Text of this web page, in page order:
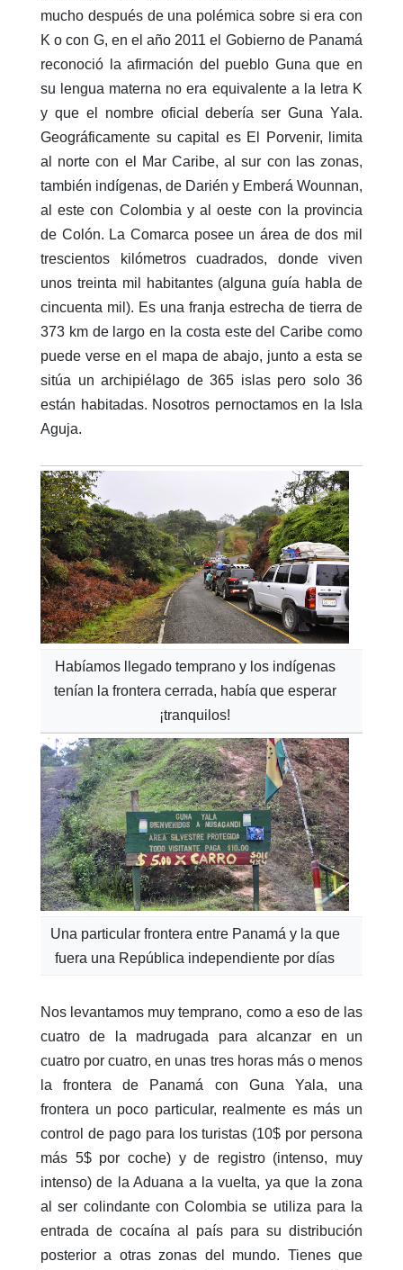
mucho después de una polémica sobre si era con
K o con G, en el año 2011 el Gobierno de Panamá
reconoció la afirmación del pueblo Guna que en
su lengua materna no era equivalente a la letra K
y que el nombre oficial debería ser Guna Yala.
Geográficamente su capital es El Porvenir, limita
al norte con el Mar Caribe, al sur con las zonas,
también indígenas, de Darién y Emberá Wounnan,
al este con Colombia y al oeste con la provincia
de Colón. La Comarca posee un área de dos mil
trescientos kilómetros cuadrados, donde viven
unos treinta mil habitantes (alguna guía habla de
cincuenta mil). Es una franja estrecha de tierra de
373 km de largo en la costa este del Caribe como
puede verse en el mapa de abajo, junto a esta se
sitúa un archipiélago de 365 islas pero solo 36
están habitadas. Nosotros pernoctamos en la Isla
Aguja.
Habíamos llegado temprano y los indígenas
tenían la frontera cerrada, había que esperar
¡tranquilos!
Una particular frontera entre Panamá y la que
fuera una República independiente por días
Nos levantamos muy temprano, como a eso de las
cuatro de la madrugada para alcanzar en un
cuatro por cuatro, en unas tres horas más o menos
la frontera de Panamá con Guna Yala, una
frontera un poco particular, realmente es más un
control de pago para los turistas (10$ por persona
más 5$ por coche) y de registro (intenso, muy
intenso) de la Aduana a la vuelta, ya que la zona
al ser colindante con Colombia se utiliza para la
entrada de cocaína al país para su distribución
posterior a otras zonas del mundo. Tienes que